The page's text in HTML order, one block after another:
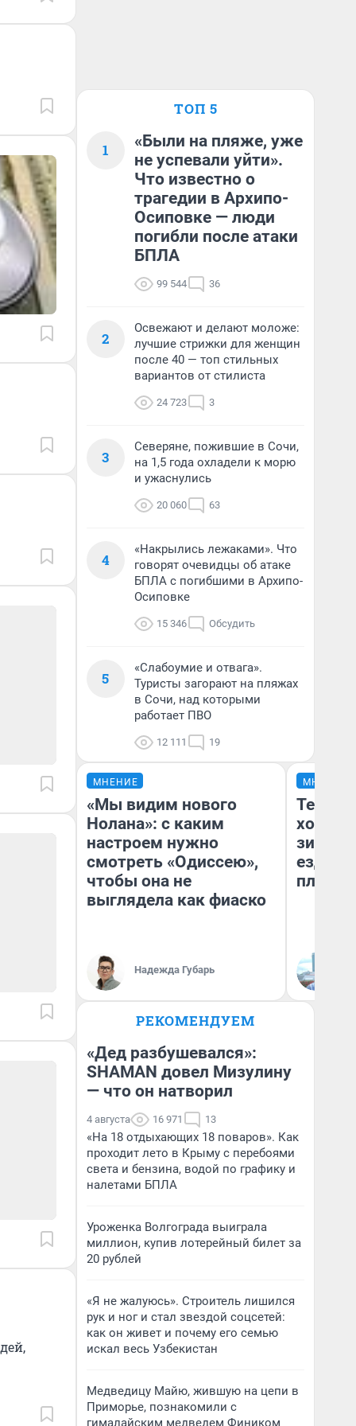
ТОП 5
1
«Были на пляже, уже
не успевали уйти».
Что известно о
трагедии в Архипо-
Осиповке — люди
погибли после атаки
БПЛА
99 544 36
2
Освежают и делают моложе:
лучшие стрижки для женщин
после 40 — топ стильных
вариантов от стилиста
24 723 3
3
Северяне, пожившие в Сочи,
на 1,5 года охладели к морю
и ужаснулись
20 060 63
4
«Накрылись лежаками». Что
говорят очевидцы об атаке
БПЛА с погибшими в Архипо-
Осиповке
15 346 Обсудить
5
«Слабоумие и отвага».
Туристы загорают на пляжах
в Сочи, над которыми
работает ПВО
12 111 19
МНЕНИЕ
«Мы видим нового
Нолана»: с каким
настроем нужно
смотреть «Одиссею»,
чтобы она не
выглядела как фиаско
Надежда Губарь
МНЕНИЕ
Тепло
зимой.
ездит
плюсы
РЕКОМЕНДУЕМ
«Дед разбушевался»:
SHAMAN довел Мизулину
— что он натворил
4 августа 16 971 13
«На 18 отдыхающих 18 поваров». Как
проходит лето в Крыму с перебоями
света и бензина, водой по графику и
налетами БПЛА
Уроженка Волгограда выиграла
миллион, купив лотерейный билет за
20 рублей
«Я не жалуюсь». Строитель лишился
рук и ног и стал звездой соцсетей:
как он живет и почему его семью
искал весь Узбекистан
Медведицу Майю, жившую на цепи в
Приморье, познакомили с
гималайским медведем Фиником